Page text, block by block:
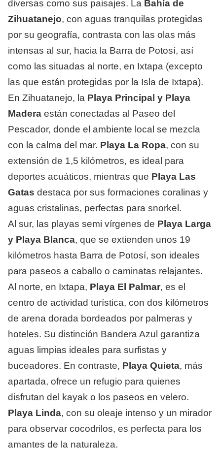
Copiar
diversas como sus paisajes. La Bahía de
Zihuatanejo, con aguas tranquilas protegidas
por su geografía, contrasta con las olas más
intensas al sur, hacia la Barra de Potosí, así
como las situadas al norte, en Ixtapa (excepto
las que están protegidas por la Isla de Ixtapa).
En Zihuatanejo, la Playa Principal y Playa
Madera están conectadas al Paseo del
Pescador, donde el ambiente local se mezcla
con la calma del mar. Playa La Ropa, con su
extensión de 1,5 kilómetros, es ideal para
deportes acuáticos, mientras que Playa Las
Gatas destaca por sus formaciones coralinas y
aguas cristalinas, perfectas para snorkel.
Al sur, las playas semi vírgenes de Playa Larga
y Playa Blanca, que se extienden unos 19
kilómetros hasta Barra de Potosí, son ideales
para paseos a caballo o caminatas relajantes.
Al norte, en Ixtapa, Playa El Palmar, es el
centro de actividad turística, con dos kilómetros
de arena dorada bordeados por palmeras y
hoteles. Su distinción Bandera Azul garantiza
aguas limpias ideales para surfistas y
buceadores. En contraste, Playa Quieta, más
apartada, ofrece un refugio para quienes
disfrutan del kayak o los paseos en velero.
Playa Linda, con su oleaje intenso y un mirador
para observar cocodrilos, es perfecta para los
amantes de la naturaleza.